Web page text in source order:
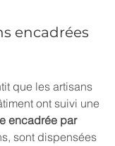
encadrées
que les artisans
ont suivi une
encadrée par
sont dispensées